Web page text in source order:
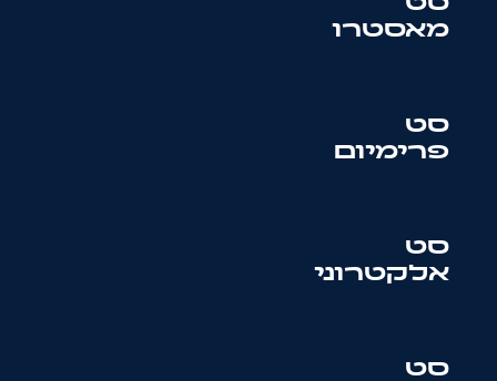
מאסטרו
סט
פרימיום
סט
אלקטרוני
סט